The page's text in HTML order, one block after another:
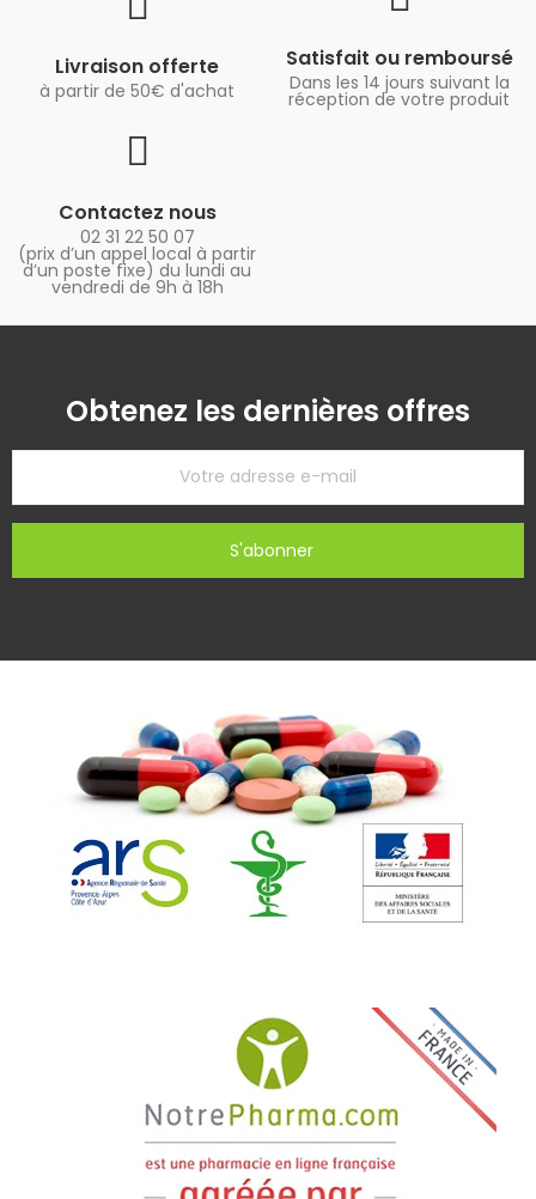
Livraison offerte
à partir de 50€ d'achat
Satisfait ou remboursé
Dans les 14 jours suivant la
réception de votre produit
Contactez nous
02 31 22 50 07
(prix d’un appel local à partir
d’un poste fixe) du lundi au
vendredi de 9h à 18h
Obtenez les dernières offres
S'abonner